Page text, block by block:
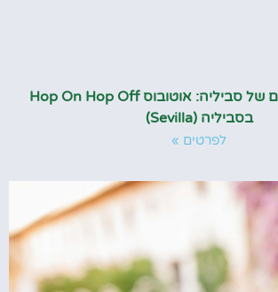
אוטובוס התיירים של סביליה: אוטובוס Hop On Hop Off
בסביליה (Sevilla)
לפרטים »